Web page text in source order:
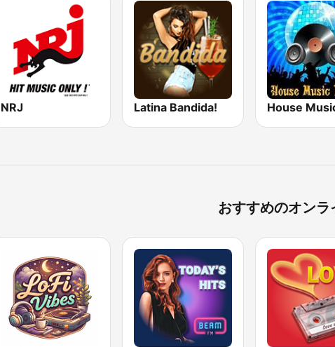
NRJ Latina Bandida!
おすすめのオンラ